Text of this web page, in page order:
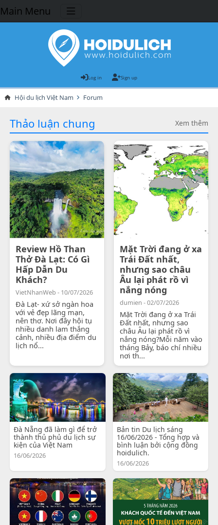
Main Menu
Log in Sign up
Hội du lịch Việt Nam Forum
Thảo luận chung Xem thêm
Review Hồ Than
Thở Đà Lạt: Có Gì
Hấp Dẫn Du
Khách?
VietNhanWeb - 10/07/2026
Đà Lạt- xứ sở ngàn hoa
với vẻ đẹp lãng mạn,
nên thơ. Nơi đây hội tụ
nhiều danh lam thắng
cảnh, nhiều địa điểm du
lịch nổ...
Mặt Trời đang ở xa
Trái Đất nhất,
nhưng sao châu
Âu lại phát rồ vì
nắng nóng
dumien - 02/07/2026
Mặt Trời đang ở xa Trái
Đất nhất, nhưng sao
châu Âu lại phát rồ vì
nắng nóng?Mỗi năm vào
tháng Bảy, báo chí nhiều
nơi th...
Đà Nẵng đã làm gì để trở
thành thủ phủ du lịch sự
kiện của Việt Nam
16/06/2026
Bản tin Du lịch sáng
16/06/2026 - Tổng hợp và
bình luận bởi cộng đồng
hoidulich.
16/06/2026